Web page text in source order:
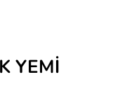
YEMİ